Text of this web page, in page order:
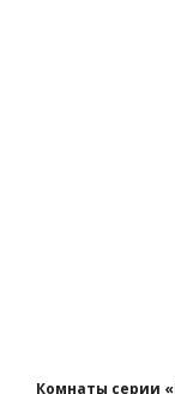
Комнаты серии